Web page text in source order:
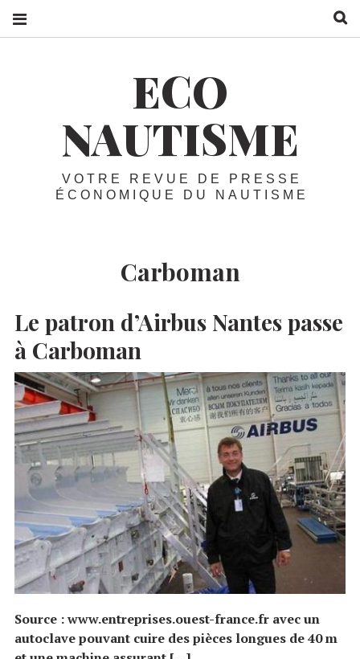
ECO
NAUTISME
VOTRE REVUE DE PRESSE
ÉCONOMIQUE DU NAUTISME
Carboman
Le patron d’Airbus Nantes passe
à Carboman
Source : www.entreprises.ouest-france.fr avec un
autoclave pouvant cuire des pièces longues de 40 m